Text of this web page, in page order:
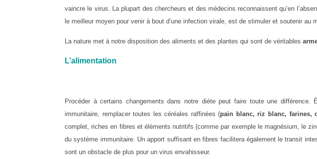
vaincre le virus. La plupart des chercheurs et des médecins reconnaissent qu’en
le meilleur moyen pour venir à bout d’une infection virale, est de stimuler et soutenir au
La nature met à notre disposition des aliments et des plantes qui sont de véritables
L’alimentation
Procéder à certains changements dans notre diète peut faire toute une différence.
immunitaire, remplacer toutes les céréales raffinées (pain blanc, riz blanc, farines,
complet, riches en fibres et éléments nutritifs (comme par exemple le magnésium, le
du système immunitaire. Un apport suffisant en fibres facilitera également le transit
sont un obstacle de plus pour un virus envahisseur.